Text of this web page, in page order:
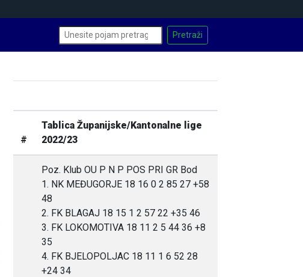
#
Tablica Županijske/Kantonalne lige
2022/23
Poz. Klub OU P N P POS PRI GR Bod
1. NK MEĐUGORJE 18 16 0 2 85 27 +58
48
2. FK BLAGAJ 18 15 1 2 57 22 +35 46
3. FK LOKOMOTIVA 18 11 2 5 44 36 +8
35
4. FK BJELOPOLJAC 18 11 1 6 52 28
+24 34